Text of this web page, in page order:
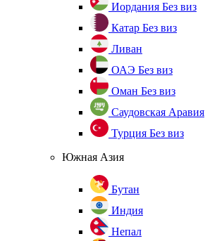
Иордания Без виз
Катар Без виз
Ливан
ОАЭ Без виз
Оман Без виз
Саудовская Аравия
Турция Без виз
Южная Азия
Бутан
Индия
Непал